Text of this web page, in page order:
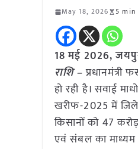
May 18, 2026 5 min
18 मई 2026,
राशि –
हो रही है। सवाई
खरीफ-2025 में जिले
किसानों को 47
एवं संबल का माध्यम